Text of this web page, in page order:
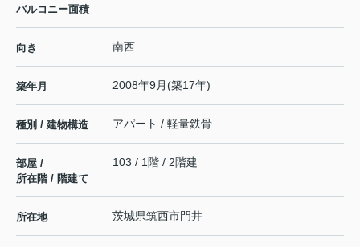
バルコニー面積
向き 南西
築年月 2008年9月(築17年)
種別 / 建物構造 アパート / 軽量鉄骨
部屋 /
所在階 / 階建て
103 / 1階 / 2階建
所在地 茨城県筑西市門井